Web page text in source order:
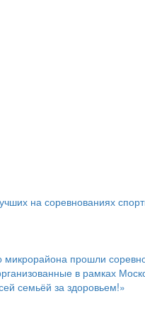
на соревнованиях
прошли
в рамках
семьёй за здоровьем!»